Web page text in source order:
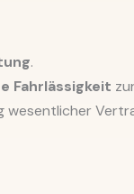
.
Fahrlässigkeit
wesentlicher